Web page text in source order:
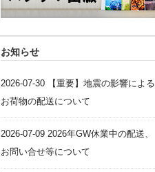
お知らせ
2026-07-30 【重要】地震の影響による
お荷物の配送について
2026-07-09 2026年GW休業中の配送、
お問い合せ等について